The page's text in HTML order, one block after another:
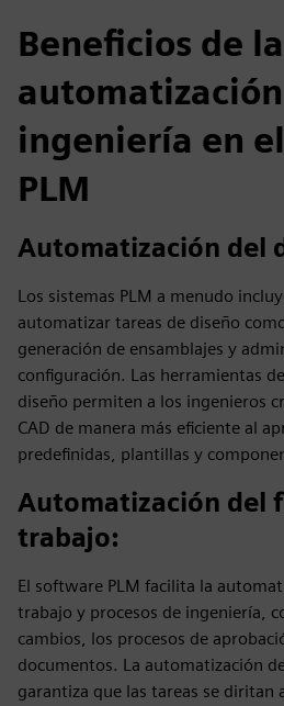
Beneficios de la
ingeniería en
PLM
Automatización del
Los sistemas PLM a menudo
automatizar tareas de diseño
generación de ensamblajes y
configuración. Las herramientas
diseño permiten a los ingenieros
CAD de manera más eficiente al
predefinidas, plantillas y
Automatización del
trabajo:
El software PLM facilita la
trabajo y procesos de ingeniería,
cambios, los procesos de
documentos. La automatización
garantiza que las tareas se diritan